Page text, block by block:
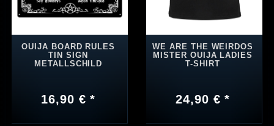
OUIJA BOARD RULES
TIN SIGN
METALLSCHILD
16,90 € *
WE ARE THE WEIRDOS
MISTER OUIJA LADIES
T-SHIRT
24,90 € *